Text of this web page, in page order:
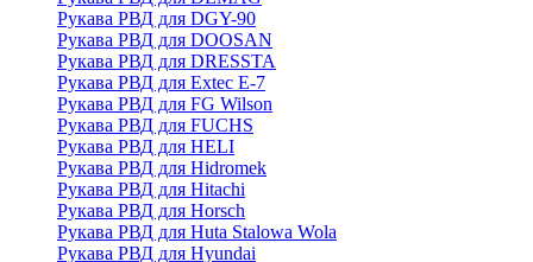
Рукава РВД для DGY-90
Рукава РВД для DOOSAN
Рукава РВД для DRESSTA
Рукава РВД для Extec E-7
Рукава РВД для FG Wilson
Рукава РВД для FUCHS
Рукава РВД для HELI
Рукава РВД для Hidromek
Рукава РВД для Hitachi
Рукава РВД для Horsch
Рукава РВД для Huta Stalowa Wola
Рукава РВД для Hyundai